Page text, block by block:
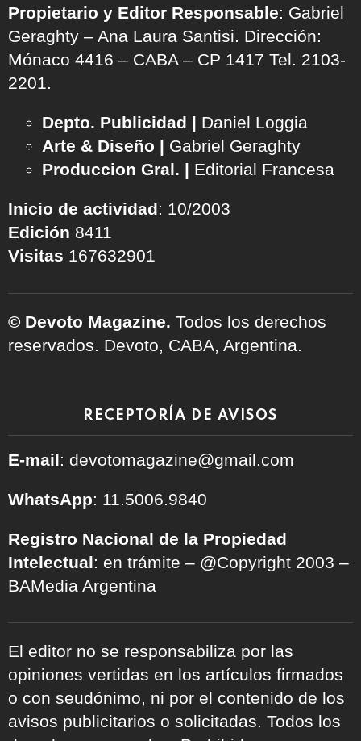
Propietario y Editor Responsable: Gabriel
Geraghty – Ana Laura Santisi. Dirección:
Mónaco 4416 – CABA – CP 1417 Tel. 2103-
2201.
Depto. Publicidad | Daniel Loggia
Arte & Diseño | Gabriel Geraghty
Produccion Gral. | Editorial Francesa
Inicio de actividad: 10/2003
Edición 8411
Visitas 167632901
© Devoto Magazine. Todos los derechos
reservados. Devoto, CABA, Argentina.
RECEPTORÍA DE AVISOS
E-mail: devotomagazine@gmail.com
WhatsApp: 11.5006.9840
Registro Nacional de la Propiedad
Intelectual: en trámite – @Copyright 2003 –
BAMedia Argentina
El editor no se responsabiliza por las
opiniones vertidas en los artículos firmados
o con seudónimo, ni por el contenido de los
avisos publicitarios o solicitadas. Todos los